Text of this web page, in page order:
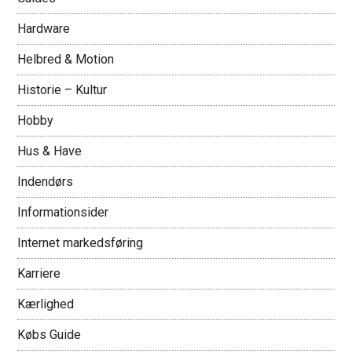
Hardware
Helbred & Motion
Historie – Kultur
Hobby
Hus & Have
Indendørs
Informationsider
Internet markedsføring
Karriere
Kærlighed
Købs Guide